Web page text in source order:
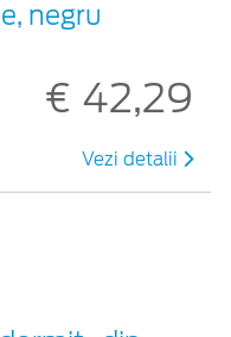
negru
€ 42,29
Vezi detalii